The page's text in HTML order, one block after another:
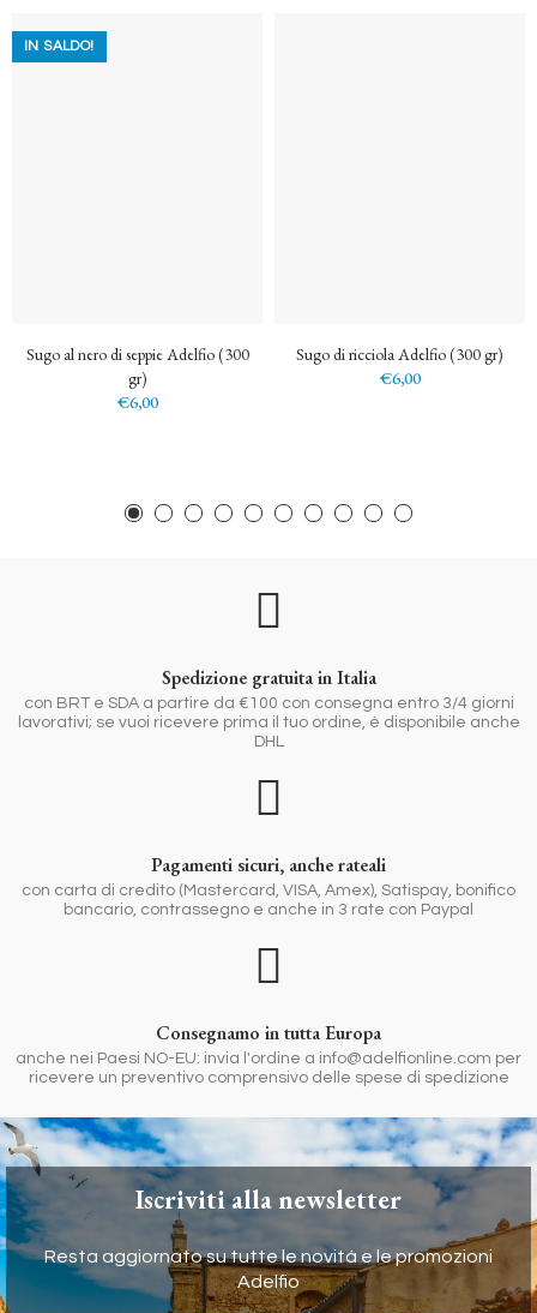
IN SALDO!
Sugo al nero di seppie Adelfio (300
gr)
€6,00
Sugo di ricciola Adelfio (300 gr)
€6,00
Spedizione gratuita in Italia
con BRT e SDA a partire da €100 con consegna entro 3/4 giorni
lavorativi; se vuoi ricevere prima il tuo ordine, è disponibile anche
DHL
Pagamenti sicuri, anche rateali
con carta di credito (Mastercard, VISA, Amex), Satispay, bonifico
bancario, contrassegno e anche in 3 rate con Paypal
Consegnamo in tutta Europa
anche nei Paesi NO-EU: invia l'ordine a info@adelfionline.com per
ricevere un preventivo comprensivo delle spese di spedizione
Iscriviti alla newsletter
Resta aggiornato su tutte le novità e le promozioni
Adelfio